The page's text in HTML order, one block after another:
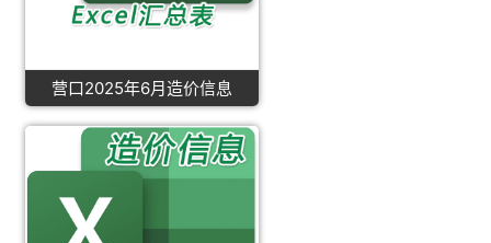
营口2025年6月造价信息